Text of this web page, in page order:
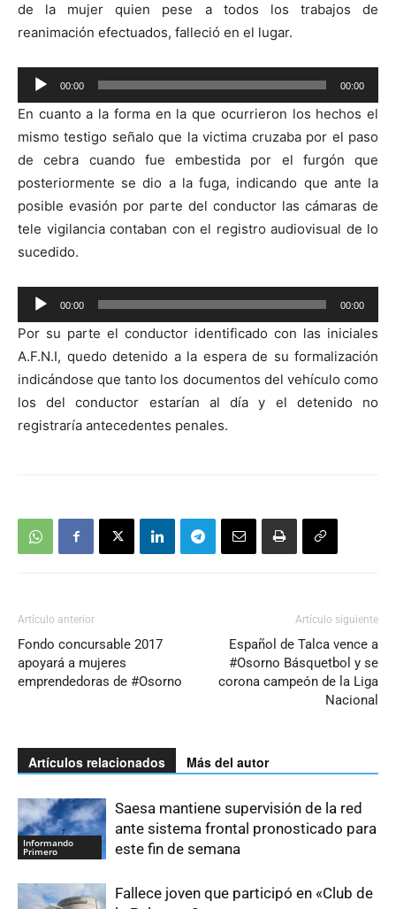
de la mujer quien pese a todos los trabajos de
reanimación efectuados, falleció en el lugar.
Reproductor
de
audio
00:00 00:00
En cuanto a la forma en la que ocurrieron los hechos el
mismo testigo señalo que la victima cruzaba por el paso
de cebra cuando fue embestida por el furgón que
posteriormente se dio a la fuga, indicando que ante la
posible evasión por parte del conductor las cámaras de
tele vigilancia contaban con el registro audiovisual de lo
sucedido.
Reproductor
de
audio
00:00 00:00
Por su parte el conductor identificado con las iniciales
A.F.N.I, quedo detenido a la espera de su formalización
indicándose que tanto los documentos del vehículo como
los del conductor estarían al día y el detenido no
registraría antecedentes penales.
Artículo anterior
Fondo concursable 2017
apoyará a mujeres
emprendedoras de #Osorno
Artículo siguiente
Español de Talca vence a
#Osorno Básquetbol y se
corona campeón de la Liga
Nacional
Artículos relacionados Más del autor
Informando
Primero
Saesa mantiene supervisión de la red
ante sistema frontal pronosticado para
este fin de semana
Fallece joven que participó en «Club de